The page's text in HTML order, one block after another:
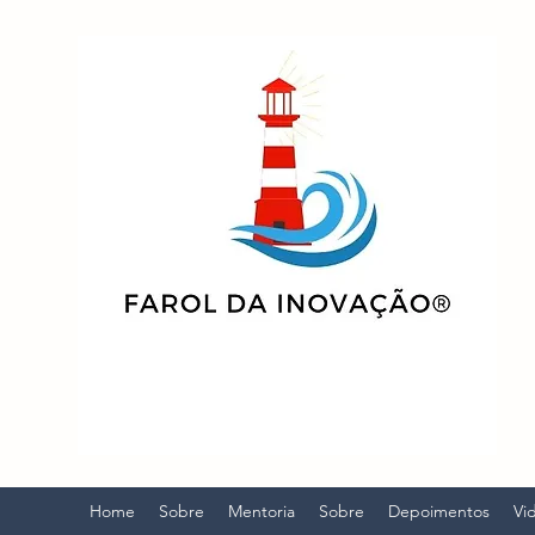
Home Sobre Mentoria Sobre Depoimentos